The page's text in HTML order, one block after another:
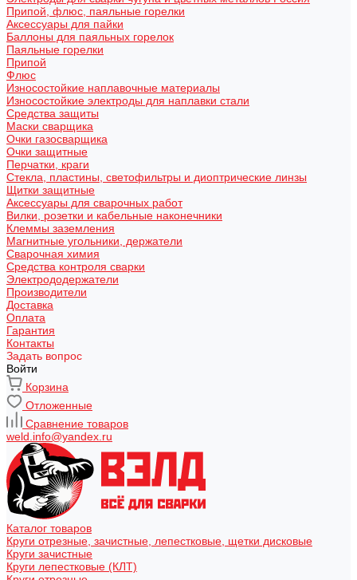
Припой, флюс, паяльные горелки
Аксессуары для пайки
Баллоны для паяльных горелок
Паяльные горелки
Припой
Флюс
Износостойкие наплавочные материалы
Износостойкие электроды для наплавки стали
Средства защиты
Маски сварщика
Очки газосварщика
Очки защитные
Перчатки, краги
Стекла, пластины, светофильтры и диоптрические линзы
Щитки защитные
Аксессуары для сварочных работ
Вилки, розетки и кабельные наконечники
Клеммы заземления
Магнитные угольники, держатели
Сварочная химия
Средства контроля сварки
Электрододержатели
Производители
Доставка
Оплата
Гарантия
Контакты
Задать вопрос
Войти
Корзина
Отложенные
Сравнение товаров
weld.info@yandex.ru
Каталог товаров
Круги отрезные, зачистные, лепестковые, щетки дисковые
Круги зачистные
Круги лепестковые (КЛТ)